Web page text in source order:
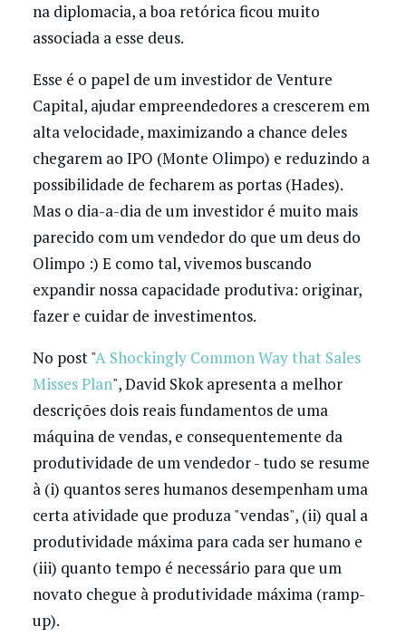
na diplomacia, a boa retórica ficou muito
associada a esse deus.
Esse é o papel de um investidor de Venture
Capital, ajudar empreendedores a crescerem em
alta velocidade, maximizando a chance deles
chegarem ao IPO (Monte Olimpo) e reduzindo a
possibilidade de fecharem as portas (Hades).
Mas o dia-a-dia de um investidor é muito mais
parecido com um vendedor do que um deus do
Olimpo :) E como tal, vivemos buscando
expandir nossa capacidade produtiva: originar,
fazer e cuidar de investimentos.
No post "A Shockingly Common Way that Sales
Misses Plan", David Skok apresenta a melhor
descrições dois reais fundamentos de uma
máquina de vendas, e consequentemente da
produtividade de um vendedor - tudo se resume
à (i) quantos seres humanos desempenham uma
certa atividade que produza "vendas", (ii) qual a
produtividade máxima para cada ser humano e
(iii) quanto tempo é necessário para que um
novato chegue à produtividade máxima (ramp-
up).